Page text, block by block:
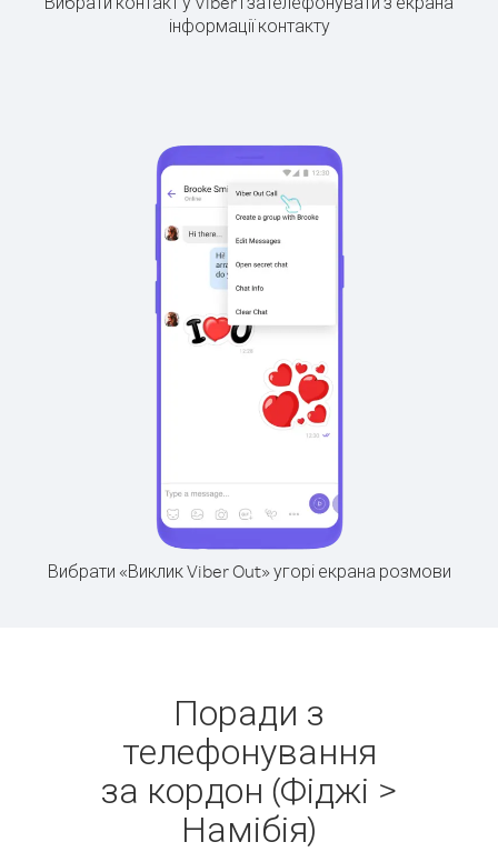
інформації контакту
Вибрати «Виклик Viber Out» угорі екрана розмови
Поради з
телефонування
за кордон (Фіджі >
Намібія)